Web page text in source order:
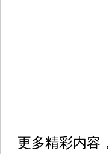
更多精彩内容